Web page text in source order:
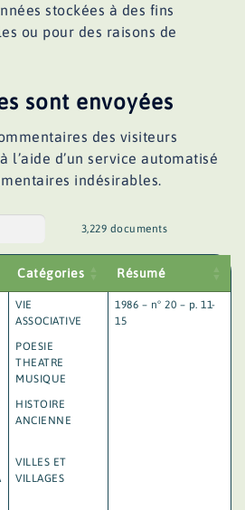
stockées à des fins
ou pour des raisons de
sont envoyées
des visiteurs
l’aide d’un service automatisé
indésirables.
3,229 documents
Catégories Résumé
VIE
ASSOCIATIVE
1986 – n° 20 – p. 11-
15
POESIE
THEATRE
MUSIQUE
HISTOIRE
ANCIENNE
VILLES ET
VILLAGES